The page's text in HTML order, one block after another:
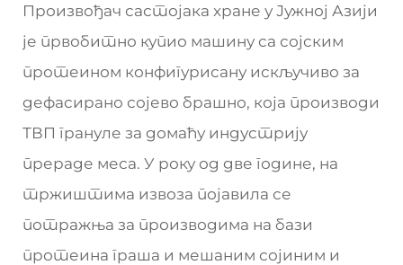
Произвођач састојака хране у Јужној Азији
је првобитно купио машину са сојским
протеином конфигурисану искључиво за
дефасирано сојево брашно, која производи
ТВП грануле за домаћу индустрију
прераде меса. У року од две године, на
тржиштима извоза појавила се
потражња за производима на бази
протеина граша и мешаним сојиним и